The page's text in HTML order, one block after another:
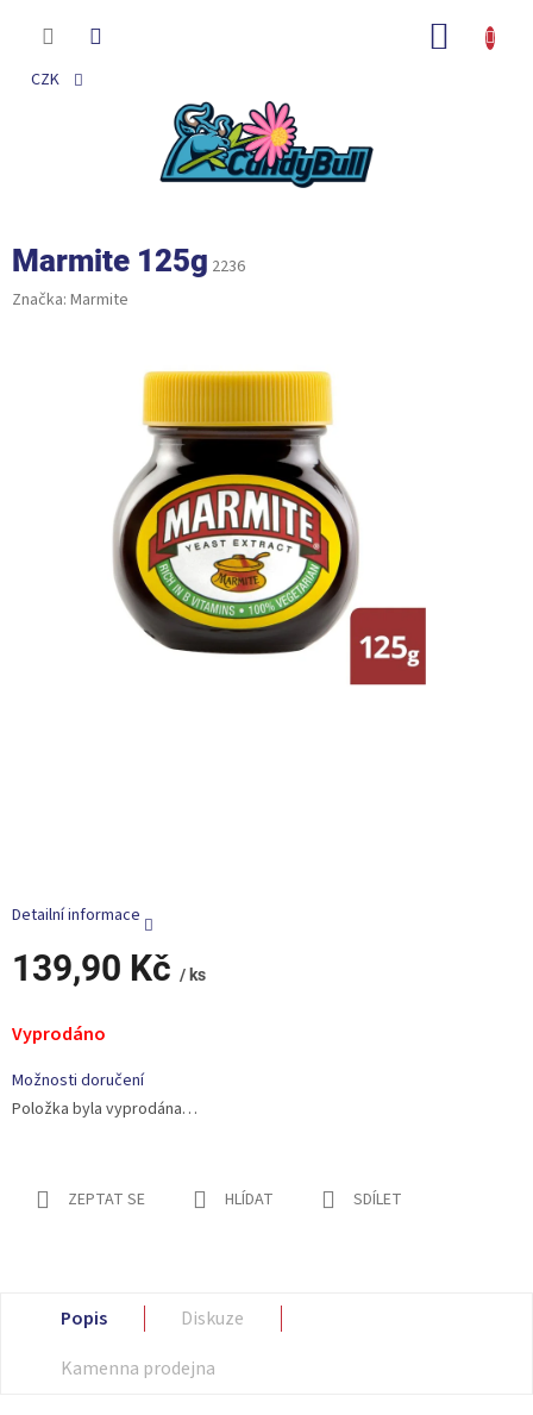
CZK
Marmite 125g 2236
Značka: Marmite
139,90 Kč / ks
cena:
Vyprodáno
Možnosti doručení
Položka byla vyprodána…
Detailní informace
ZEPTAT SE HLÍDAT SDÍLET
Popis
Diskuze
Kamenna prodejna